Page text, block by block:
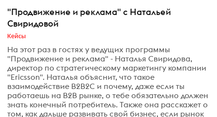
"Продвижение и реклама" с Натальей
Свиридовой
Кейсы
На этот раз в гостях у ведущих программы
"Продвижение и реклама" - Наталья Свиридова,
директор по стратегическому маркетингу компании
"Ericsson". Наталья объяснит, что такое
взаимодействие B2B2C и почему, даже если ты
работаешь на B2B рынке, о тебе обязательно должен
знать конечный потребитель. Также она расскажет о
том, как дальше развивать свой бизнес, если рынок